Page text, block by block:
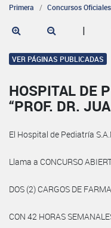
Primera Concursos Oficiales
|
VER PÁGINAS PUBLICADAS
HOSPITAL DE
“PROF. DR.
El Hospital de Pediatría
Llama a CONCURSO
DOS (2) CARGOS DE
CON 42 HORAS